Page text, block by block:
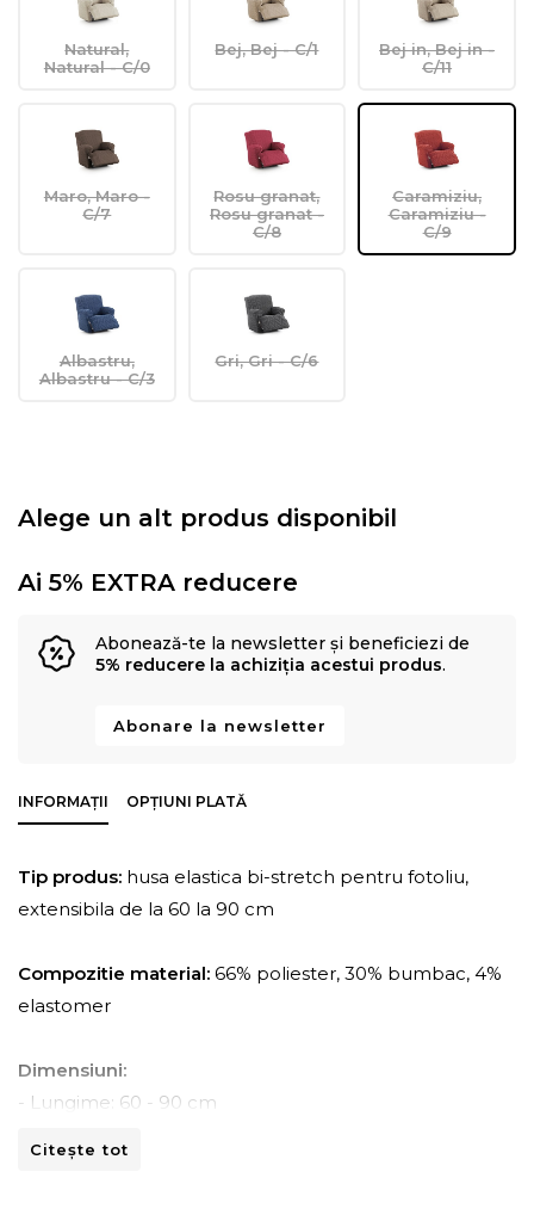
Natural,
Natural - C/0
Bej, Bej - C/1
Bej in, Bej in -
C/11
Maro, Maro -
C/7
Rosu granat,
Rosu granat -
C/8
Caramiziu,
Caramiziu -
C/9
Albastru,
Albastru - C/3
Gri, Gri - C/6
Alege un alt produs disponibil
Ai 5% EXTRA reducere
Abonează-te la newsletter și beneficiezi de
5% reducere la achiziția acestui produs.
Abonare la newsletter
INFORMAȚII OPȚIUNI PLATĂ
Tip produs: husa elastica bi-stretch pentru fotoliu,
extensibila de la 60 la 90 cm
Compozitie material: 66% poliester, 30% bumbac, 4%
elastomer
Dimensiuni:
- Lungime: 60 - 90 cm
- Inaltime: 90 -100 cm
Citește tot